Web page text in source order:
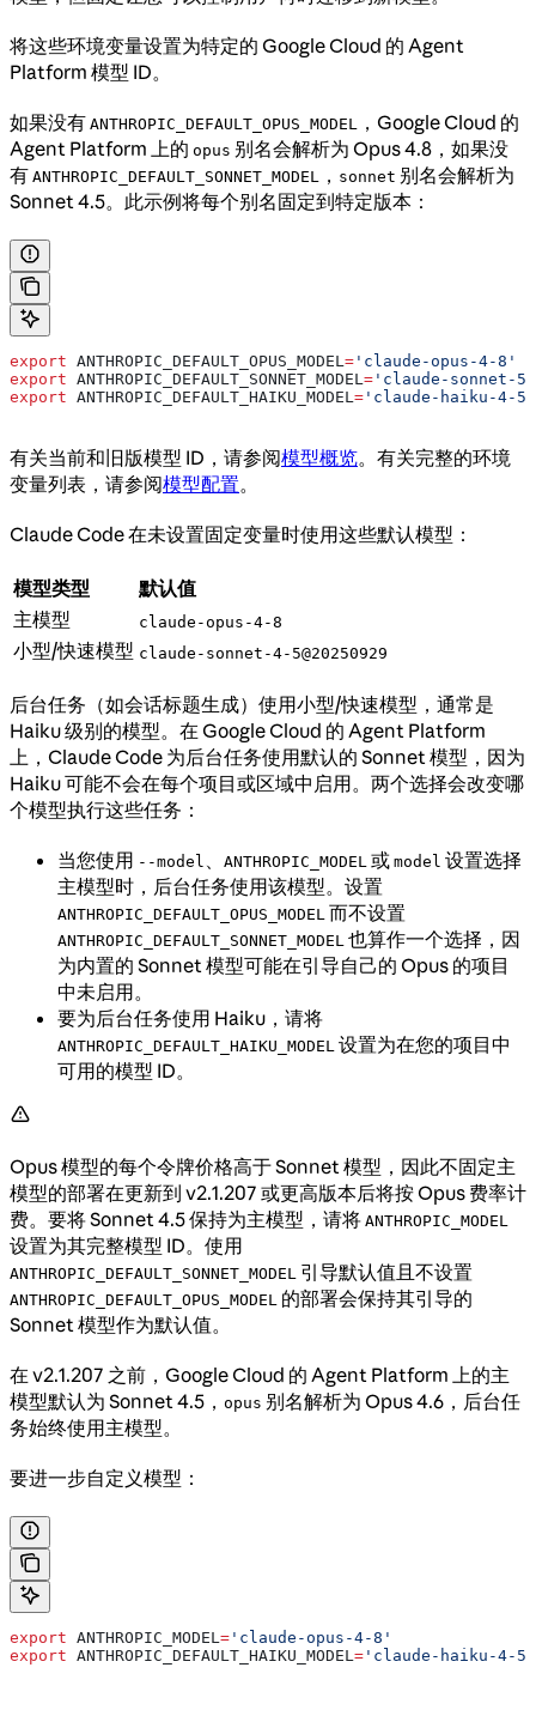
将这些环境变量设置为特定的 Google Cloud 的 Agent
Platform 模型 ID。
如果没有 ANTHROPIC_DEFAULT_OPUS_MODEL
，Google Cloud 的
Agent Platform 上的 opus 别名会解析为 Opus 4.8，如果没
有 ANTHROPIC_DEFAULT_SONNET_MODEL ， sonnet 别名会解析为
Sonnet 4.5。此示例将每个别名固定到特定版本：
export ANTHROPIC_DEFAULT_OPUS_MODEL = 'claude-opus-4-8'
export ANTHROPIC_DEFAULT_SONNET_MODEL = 'claude-sonnet-5'
export ANTHROPIC_DEFAULT_HAIKU_MODEL = 'claude-haiku-4-
有关当前和旧版模型 ID，请参阅模型概览。有关完整的环境
变量列表，请参阅模型配置。
Claude Code 在未设置固定变量时使用这些默认模型：
模型类型
默认值
主模型
claude-opus-4-8
小型/快速模型 claude-sonnet-4-5@20250929
后台任务（如会话标题生成）使用小型/快速模型，通常是
Haiku 级别的模型。在 Google Cloud 的 Agent Platform
上，Claude Code 为后台任务使用默认的 Sonnet 模型，因为
Haiku 可能不会在每个项目或区域中启用。两个选择会改变哪
个模型执行这些任务：
当您使用 --model ANTHROPIC_MODEL 或 model 设置选择
主模型时，后台任务使用该模型。设置
ANTHROPIC_DEFAULT_OPUS_MODEL 而不设置
ANTHROPIC_DEFAULT_SONNET_MODEL 也算作一个选择，因
为内置的 Sonnet 模型可能在引导自己的 Opus 的项目
中未启用。
要为后台任务使用 Haiku，请将
ANTHROPIC_DEFAULT_HAIKU_MODEL 设置为在您的项目中
可用的模型 ID。
Opus 模型的每个令牌价格高于 Sonnet 模型，因此不固定主
模型的部署在更新到 v2.1.207 或更高版本后将按 Opus 费率计
费。要将 Sonnet 4.5 保持为主模型，请将 ANTHROPIC_MODEL
设置为其完整模型 ID。使用
ANTHROPIC_DEFAULT_SONNET_MODEL 引导默认值且不设置
ANTHROPIC_DEFAULT_OPUS_MODEL 的部署会保持其引导的
Sonnet 模型作为默认值。
在 v2.1.207 之前，Google Cloud 的 Agent Platform 上的主
模型默认为 Sonnet 4.5， opus 别名解析为 Opus 4.6，后台任
务始终使用主模型。
要进一步自定义模型：
export ANTHROPIC_MODEL = 'claude-opus-4-8'
export ANTHROPIC_DEFAULT_HAIKU_MODEL = 'claude-haiku-4-